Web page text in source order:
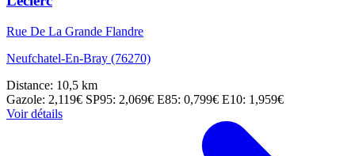
Rue De La Grande Flandre
Neufchatel-En-Bray (76270)
Distance: 10,5 km
Gazole: 2,119€ SP95: 2,069€ E85: 0,799€ E10: 1,959€
Voir détails